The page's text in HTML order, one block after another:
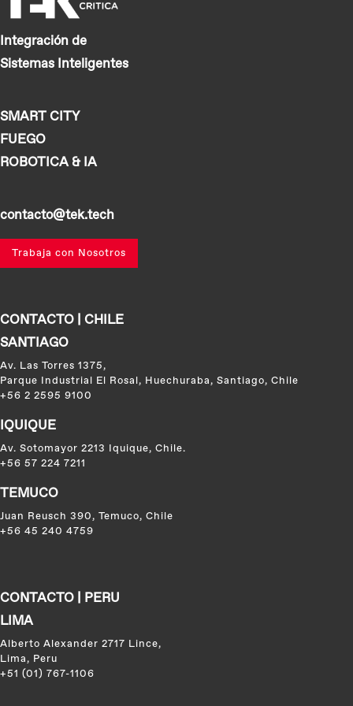
Integración de
Sistemas Inteligentes
SMART CITY
FUEGO
ROBOTICA & IA
contacto@tek.tech
Trabaja con Nosotros
CONTACTO | CHILE
SANTIAGO
Av. Las Torres 1375,
Parque Industrial El Rosal, Huechuraba, Santiago, Chile
+56 2 2595 9100
IQUIQUE
Av. Sotomayor 2213 Iquique, Chile.
+56 57 224 7211
TEMUCO
Juan Reusch 390, Temuco, Chile
+56 45 240 4759
CONTACTO | PERU
LIMA
Alberto Alexander 2717 Lince,
Lima, Peru
+51 (01) 767-1106